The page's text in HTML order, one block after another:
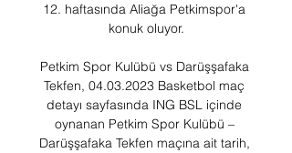
12. haftasında Aliağa Petkimspor'a
konuk oluyor.
Petkim Spor Kulübü vs Darüşşafaka
Tekfen, 04.03.2023 Basketbol maç
detayı sayfasında ING BSL içinde
oynanan Petkim Spor Kulübü –
Darüşşafaka Tekfen maçına ait tarih,